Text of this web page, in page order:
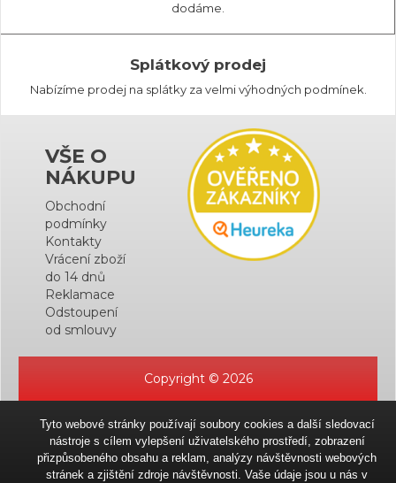
dodáme.
Splátkový prodej
Nabízíme prodej na splátky za velmi výhodných podmínek.
VŠE O
NÁKUPU
Obchodní
podmínky
Kontakty
Vrácení zboží
do 14 dnů
Reklamace
Odstoupení
od smlouvy
Copyright © 2026
Tyto webové stránky používají soubory cookies a další sledovací
nástroje s cílem vylepšení uživatelského prostředí, zobrazení
přizpůsobeného obsahu a reklam, analýzy návštěvnosti webových
stránek a zjištění zdroje návštěvnosti. Vaše údaje jsou u nás v